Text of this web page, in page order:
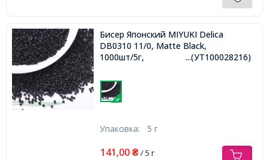
Бисер Японский MIYUKI Delica
DB0310 11/0, Matte Black,
1000шт/5г,
...(УТ100028216)
Упаковка: 5 г
141,00 ₴/ 5 г